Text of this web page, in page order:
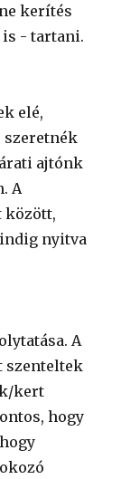
kerítés
- tartani.
elé,
ajtónk
A
között,
nyitva
A
szenteltek
kert
hogy